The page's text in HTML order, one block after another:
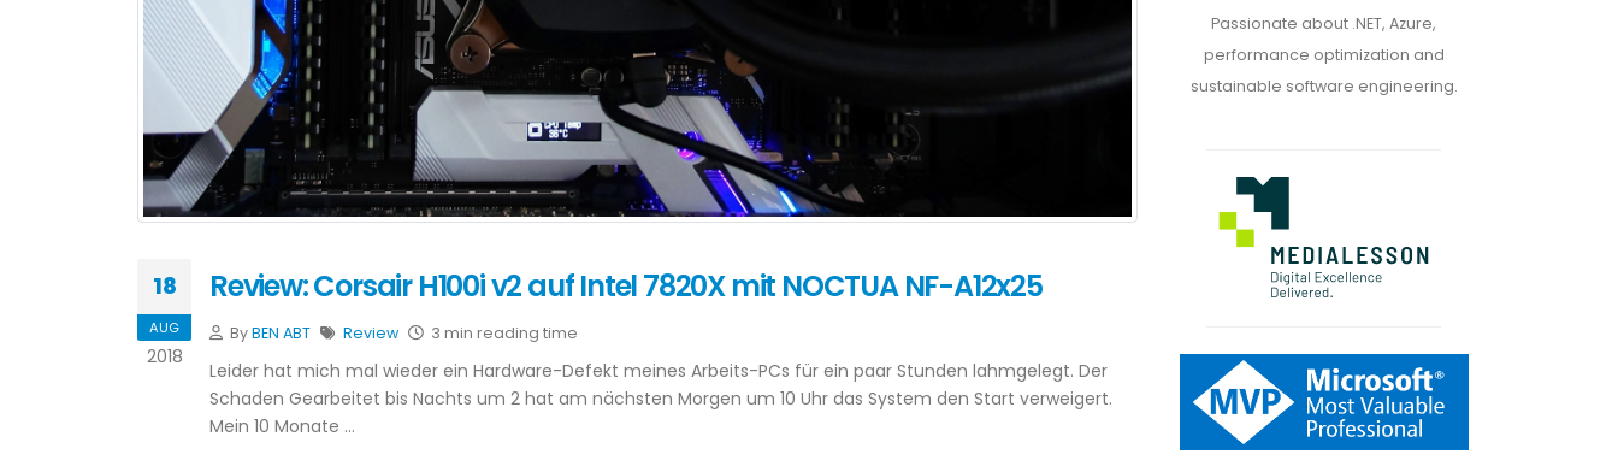
18
AUG
2018
Review: Corsair H100i v2 auf Intel 7820X mit NOCTUA NF-A12x25
ByBEN ABT Review 3 min reading time
Leider hat mich mal wieder ein Hardware-Defekt meines Arbeits-PCs für ein paar Stunden lahmgelegt. Der
Schaden Gearbeitet bis Nachts um 2 hat am nächsten Morgen um 10 Uhr das System den Start verweigert.
Mein 10 Monate …
Passionate about .NET, Azure,
performance optimization and
sustainable software engineering.